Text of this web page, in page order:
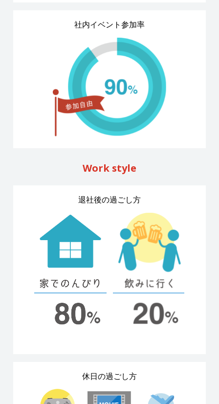
社内イベント参加率
Work style
退社後の過ごし方
休日の過ごし方